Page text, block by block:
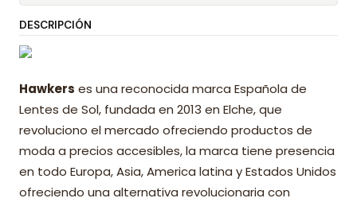
DESCRIPCIÓN
Hawkers es una reconocida marca Española de
Lentes de Sol, fundada en 2013 en Elche, que
revoluciono el mercado ofreciendo productos de
moda a precios accesibles, la marca tiene presencia
en todo Europa, Asia, America latina y Estados Unidos
ofreciendo una alternativa revolucionaria con